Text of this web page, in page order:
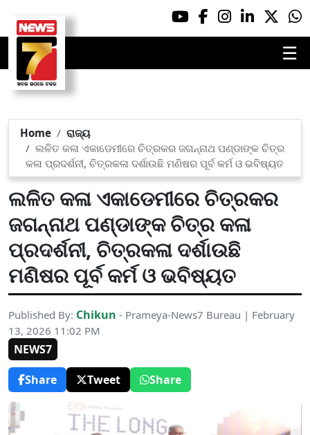
☰
Home
ରାଜ୍ୟ
ଲଳିତ କଳା ଏକାଡେମୀରେ ଚିତ୍ରକର ଜଗନ୍ନାଥ ପଣ୍ଡାଙ୍କ ଚିତ୍ର
କଳା ପ୍ରଦର୍ଶନୀ, ଚିତ୍ରକଳା ଦର୍ଶାଉଛି ମଣିଷର ପୂର୍ବ କର୍ମ ଓ ଭବିଷ୍ୟତ
ଲଳିତ କଳା ଏକାଡେମୀରେ ଚିତ୍ରକର
ଜଗନ୍ନାଥ ପଣ୍ଡାଙ୍କ ଚିତ୍ର କଳା
ପ୍ରଦର୍ଶନୀ, ଚିତ୍ରକଳା ଦର୍ଶାଉଛି
ମଣିଷର ପୂର୍ବ କର୍ମ ଓ ଭବିଷ୍ୟତ
Published By: Chikun - Prameya-News7 Bureau | February
13, 2026 11:02 PM
NEWS7
Share
Tweet Share